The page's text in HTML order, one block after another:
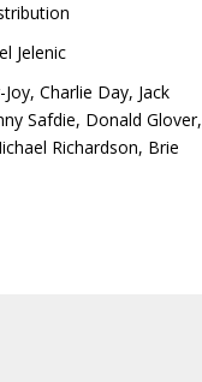
Jelenic
, Charlie Day, Jack
Safdie, Donald Glover,
Richardson, Brie